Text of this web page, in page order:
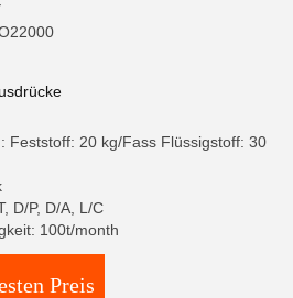
Feststoff: 20 kg/Fass Flüssigstoff: 30
D/P, D/A, L/C
100t/month
Preis